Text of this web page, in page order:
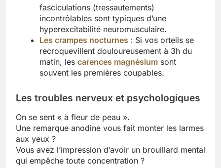
fasciculations (tressautements)
incontrôlables sont typiques d’une
hyperexcitabilité neuromusculaire.
Les crampes nocturnes : Si vos orteils se
recroquevillent douloureusement à 3h du
matin, les carences magnésium sont
souvent les premières coupables.
Les troubles nerveux et psychologiques
On se sent « à fleur de peau ».
Une remarque anodine vous fait monter les larmes
aux yeux ?
Vous avez l’impression d’avoir un brouillard mental
qui empêche toute concentration ?